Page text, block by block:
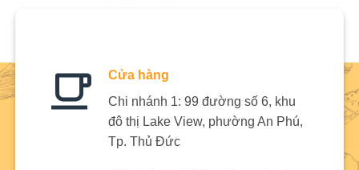
Cửa hàng
Chi nhánh 1: 99 đường số 6, khu
đô thị Lake View, phường An Phú,
Tp. Thủ Đức